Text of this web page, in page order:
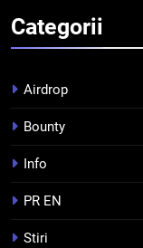
3
4
Categorii
Airdrop
Bounty
Info
PR EN
Stiri